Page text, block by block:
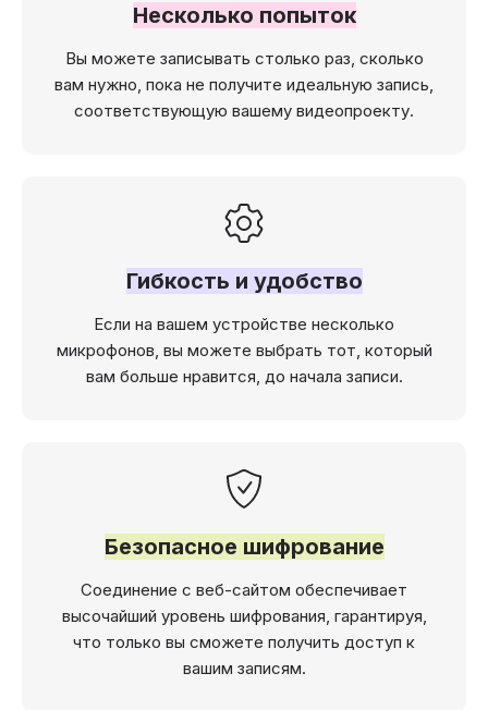
Несколько попыток
Вы можете записывать столько раз, сколько
вам нужно, пока не получите идеальную запись,
соответствующую вашему видеопроекту.
Гибкость и удобство
Если на вашем устройстве несколько
микрофонов, вы можете выбрать тот, который
вам больше нравится, до начала записи.
Безопасное шифрование
Соединение с веб-сайтом обеспечивает
высочайший уровень шифрования, гарантируя,
что только вы сможете получить доступ к
вашим записям.